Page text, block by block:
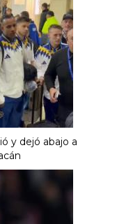
y dejó abajo a